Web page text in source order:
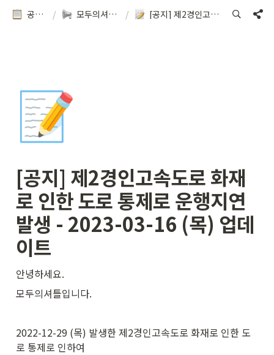
공지&이용방법 / 모두의셔틀 소식을 확인해보세요! / [공지] 제2경인고속도로 화재로 인한 도로 통제로 운행지연 발생 - 2023-03-16 (목) 업데이트
📝
[공지] 제2경인고속도로 화재
로 인한 도로 통제로 운행지연
발생 - 2023-03-16 (목) 업데
이트
안녕하세요.
모두의셔틀입니다.
2022-12-29 (목) 발생한 제2경인고속도로 화재로 인한 도
로 통제로 인하여